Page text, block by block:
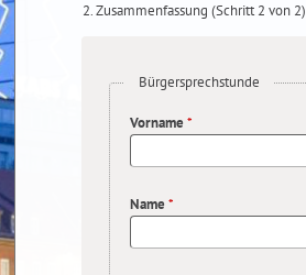
Zusammenfassung (Schritt 2 von 2)
Bürgersprechstunde
Vorname*
Name*